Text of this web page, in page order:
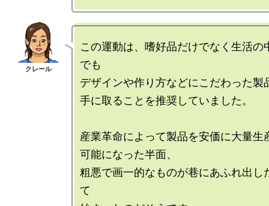
この運動は、嗜好品だけでなく生活の
でも
デザインや作り方などにこだわった製
手に取ることを推奨していました。
産業革命によって製品を安価に大量生
可能になった半面、
粗悪で画一的なものが巷にあふれ出し
て